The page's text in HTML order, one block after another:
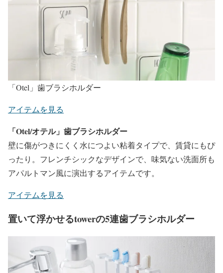
「Otel」歯ブラシホルダー
アイテムを見る
「Otel/オテル」歯ブラシホルダー
壁に傷がつきにくく水につよい粘着タイプで、賃貸にもぴ
ったり。フレンチシックなデザインで、味気ない洗面所も
アパルトマン風に演出するアイテムです。
アイテムを見る
置いて浮かせるtowerの5連歯ブラシホルダー